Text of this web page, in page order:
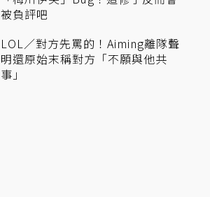
被負評吧
LOL／對方先罵的！Aiming離隊聲
明還原始末稱對方「不願與他共
事」